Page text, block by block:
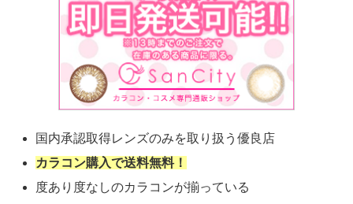
国内承認取得レンズのみを取り扱う優良店
カラコン購入で送料無料！
度あり度なしのカラコンが揃っている